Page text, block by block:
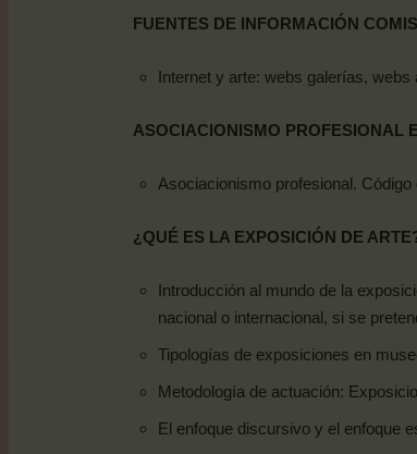
FUENTES DE INFORMACIÓN
Internet y arte: webs galerías,
ASOCIACIONISMO PROFESIONAL E
Asociacionismo profesional.
¿QUÉ ES LA EXPOSICIÓN DE
Introducción al mundo de la
nacional o internacional, si se
Tipologías de exposiciones en
Metodología de actuación:
El enfoque discursivo y el enfoque